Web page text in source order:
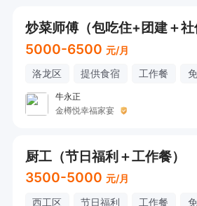
炒菜师傅（包吃住+团建＋社
5000-6500 元/月
洛龙区 提供食宿 工作餐
牛永正
金樽悦幸福家宴
厨工（节日福利＋工作餐）
3500-5000 元/月
西工区 节日福利 工作餐